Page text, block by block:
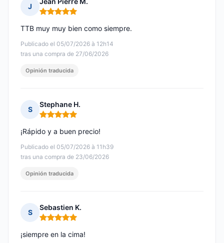
J
Nota: 5 de 5
Publicado el 05/07/2026 à 12h14
tras una compra de 27/06/2026
TTB muy muy bien como siempre.
Opinión traducida
S
Stephane H.
Nota: 5 de 5
Publicado el 05/07/2026 à 11h39
tras una compra de 23/06/2026
¡Rápido y a buen precio!
Opinión traducida
S
Sebastien K.
Nota: 5 de 5
¡siempre en la cima!